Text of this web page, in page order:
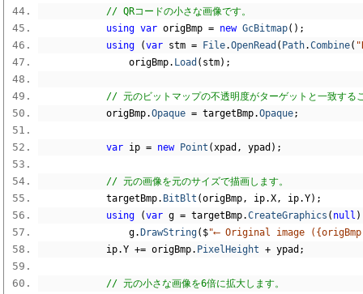
// QRコードの小さな画像です。
using var origBmp = new GcBitmap();
using
(var stm = File.OpenRead ( Path.Combine(
                origBmp
. Load ( stm);
// 元のビットマップの不透明度がターゲットと一致する
            origBmp
.Opaque = targetBmp.Opaque;
var ip = new Point (xpad , ypad );
// 元の画像を元のサイズで描画します。
            targetBmp
. BitBlt (origBmp, ip.X, ip.Y);
using
(var g = targetBmp.CreateGraphics ( null
                g
. DrawString( $"⟵ Original image
            ip
.Y += origBmp. PixelHeight + ypad ;
// 元の小さな画像を6倍に拡大します。